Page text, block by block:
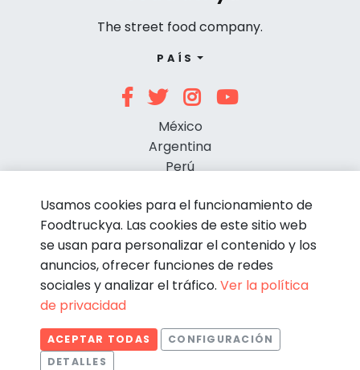
The street food company.
PAÍS
México
Argentina
Perú
© Foodtruckya 2026
Condiciones de contratación Política de privacidad
Usamos cookies para el funcionamiento de
Foodtruckya. Las cookies de este sitio web
se usan para personalizar el contenido y los
anuncios, ofrecer funciones de redes
sociales y analizar el tráfico. Ver la política
de privacidad
ACEPTAR TODAS
CONFIGURACIÓN
DETALLES